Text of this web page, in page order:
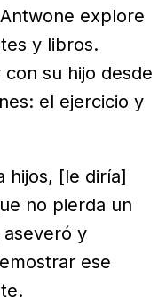
explore
y libros.
su hijo desde
el ejercicio y
hijos, [le diría]
no pierda un
y
ese